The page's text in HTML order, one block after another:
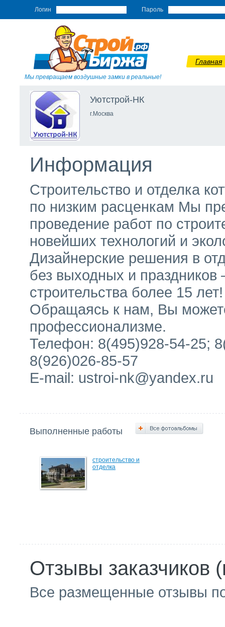
Логин Пароль
Мы превращаем воздушные замки в реальные!
Главная
Уютстрой-НК
г.Москва
Информация
Строительство и отделка
по низким расценкам Мы
проведение работ по
новейших технологий и
Дизайнерские решения в
без выходных и
строительства более 15
Обращаясь к нам, Вы
профессионализме.
Телефон: 8(495)928-54-25;
8(926)026-85-57
E-mail: ustroi-nk@yandex.ru
Выполненные работы
строительство и
отделка
Отзывы заказчиков
Все размещенные отзывы